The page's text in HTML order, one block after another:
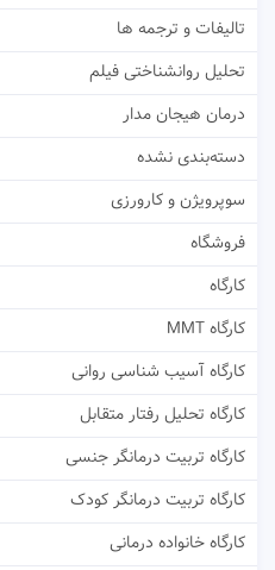
تالیفات و ترجمه ها
تحلیل روانشناختی فیلم
درمان هیجان مدار
دسته‌بندی نشده
سوپرویژن و کارورزی
فروشگاه
کارگاه
کارگاه MMT
کارگاه آسیب شناسی روانی
کارگاه تحلیل رفتار متقابل
کارگاه تربیت درمانگر جنسی
کارگاه تربیت درمانگر کودک
کارگاه خانواده درمانی